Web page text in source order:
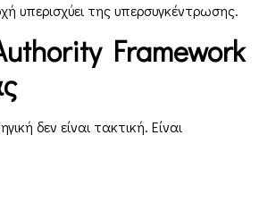
υπερισχύει της υπερσυγκέντρωσης.
Framework
δεν είναι τακτική. Είναι